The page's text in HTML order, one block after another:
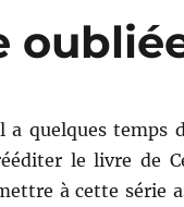
a quelques temps
le livre de
à cette série